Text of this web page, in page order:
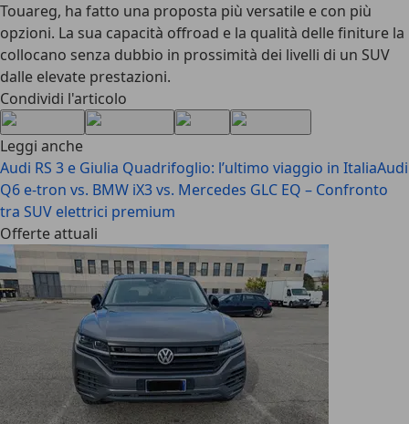
Touareg, ha fatto una proposta più versatile e con più
opzioni. La sua capacità offroad e la qualità delle finiture la
collocano senza dubbio in prossimità dei livelli di un SUV
dalle elevate prestazioni.
Condividi l'articolo
Leggi anche
Audi RS 3 e Giulia Quadrifoglio: l’ultimo viaggio in ItaliaAudi
Q6 e-tron vs. BMW iX3 vs. Mercedes GLC EQ – Confronto
tra SUV elettrici premium
Offerte attuali